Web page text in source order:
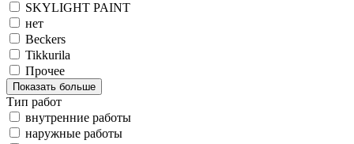
SKYLIGHT PAINT
нет
Beckers
Tikkurila
Прочее
Показать больше
Тип работ
внутренние работы
наружные работы